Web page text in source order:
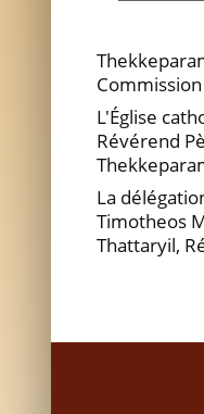
L'Église
Révérend
La
Timotheos
Thattaryil,